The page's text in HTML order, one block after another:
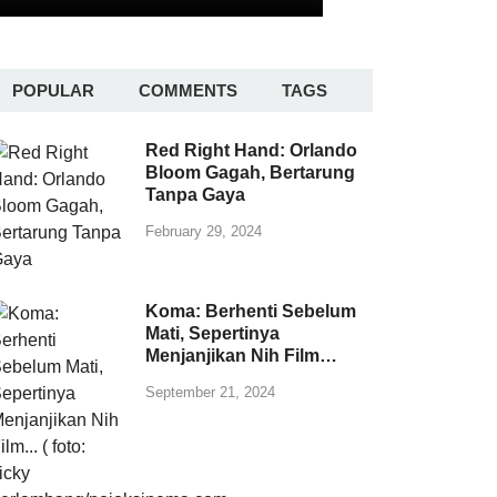
POPULAR COMMENTS TAGS
Red Right Hand: Orlando
Bloom Gagah, Bertarung
Tanpa Gaya
February 29, 2024
Koma: Berhenti Sebelum
Mati, Sepertinya
Menjanjikan Nih Film…
September 21, 2024